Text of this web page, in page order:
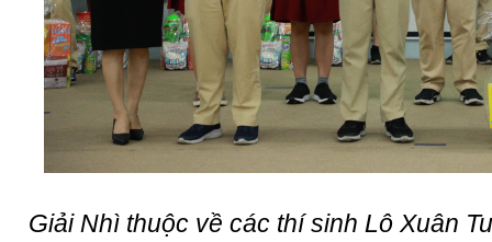
Giải Nhì thuộc về các thí sinh Lô Xuân